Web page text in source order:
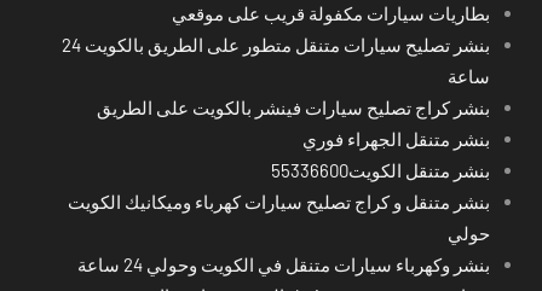
بطاريات سيارات مكفولة قريب على موقعي
بنشر تصليح سيارات متنقل متطور على الطريق بالكويت 24
ساعة
بنشر كراج تصليح سيارات فينشر بالكويت على الطريق
بنشر متنقل الجهراء فوري
بنشر متنقل الكويت55336600
بنشر متنقل و كراج تصليح سيارات كهرباء وميكانيك الكويت
حولي
بنشر وكهرباء سيارات متنقل في الكويت وحولي 24 ساعة